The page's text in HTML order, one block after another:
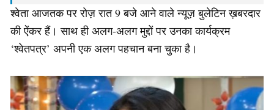
श्वेता आजतक पर रोज़ रात 9 बजे आने वाले न्यूज़ बुलेटिन ख़बरदार
की ऐंकर हैं। साथ ही अलग-अलग मुद्दों पर उनका कार्यक्रम
‘श्वेतपत्र’ अपनी एक अलग पहचान बना चुका है।